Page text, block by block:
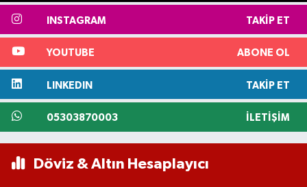
INSTAGRAM TAKIP ET
YOUTUBE ABONE OL
LINKEDIN TAKIP ET
05303870003 İLETIŞIM
Döviz & Altın Hesaplayıcı